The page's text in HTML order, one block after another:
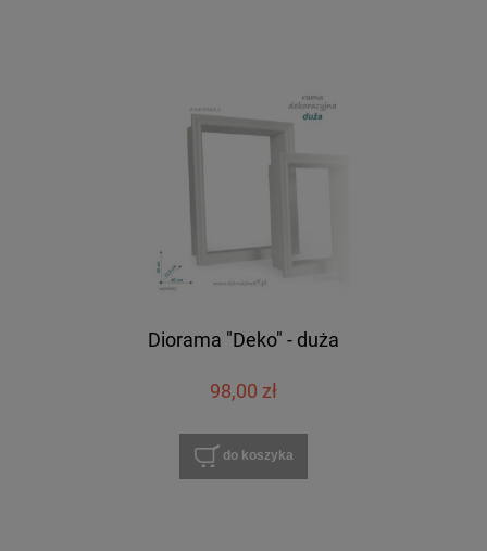
Diorama "Deko" - duża
98,00 zł
do koszyka